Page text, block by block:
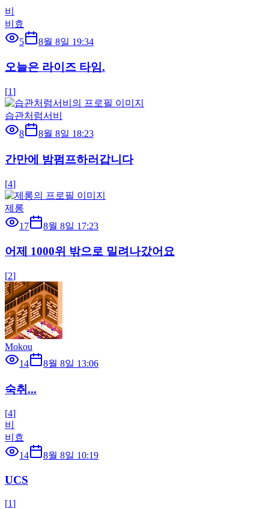
비
비효
5
8월 8일 19:34
오늘은 라이즈 타임.
[1]
습관처럼서비
8
8월 8일 18:23
간만에 밤펌프하러갑니다
[4]
제롱
17
8월 8일 17:23
어제 1000위 밖으로 밀려나갔어요
[2]
Mokou
14
8월 8일 13:06
숙취...
[4]
비
비효
14
8월 8일 10:19
UCS
[1]